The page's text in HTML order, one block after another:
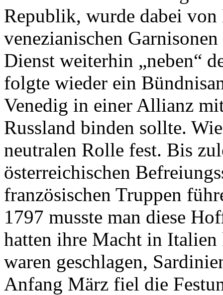
Republik, wurde dabei
venezianischen
Dienst weiterhin „neben“
folgte wieder ein
Venedig in einer Allianz
Russland binden sollte.
neutralen Rolle fest. Bis
österreichischen
französischen Truppen
1797 musste man diese
hatten ihre Macht in
waren geschlagen,
Anfang März fiel die